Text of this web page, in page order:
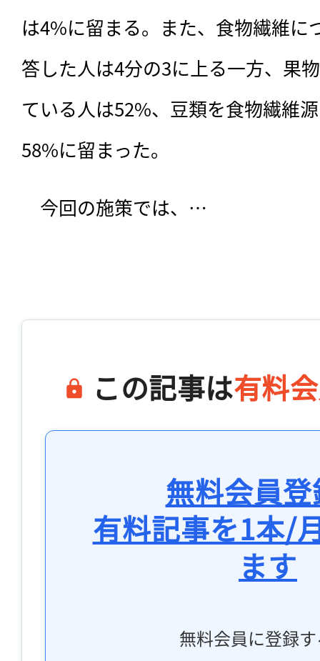
は4%に留まる。また、食物繊維に
答した人は4分の3に上る一方、果
ている人は52%、豆類を食物繊維
58%に留まった。
今回の施策では、…
この記事は有料
無料会員
有料記事を1本/
ます
無料会員に登録